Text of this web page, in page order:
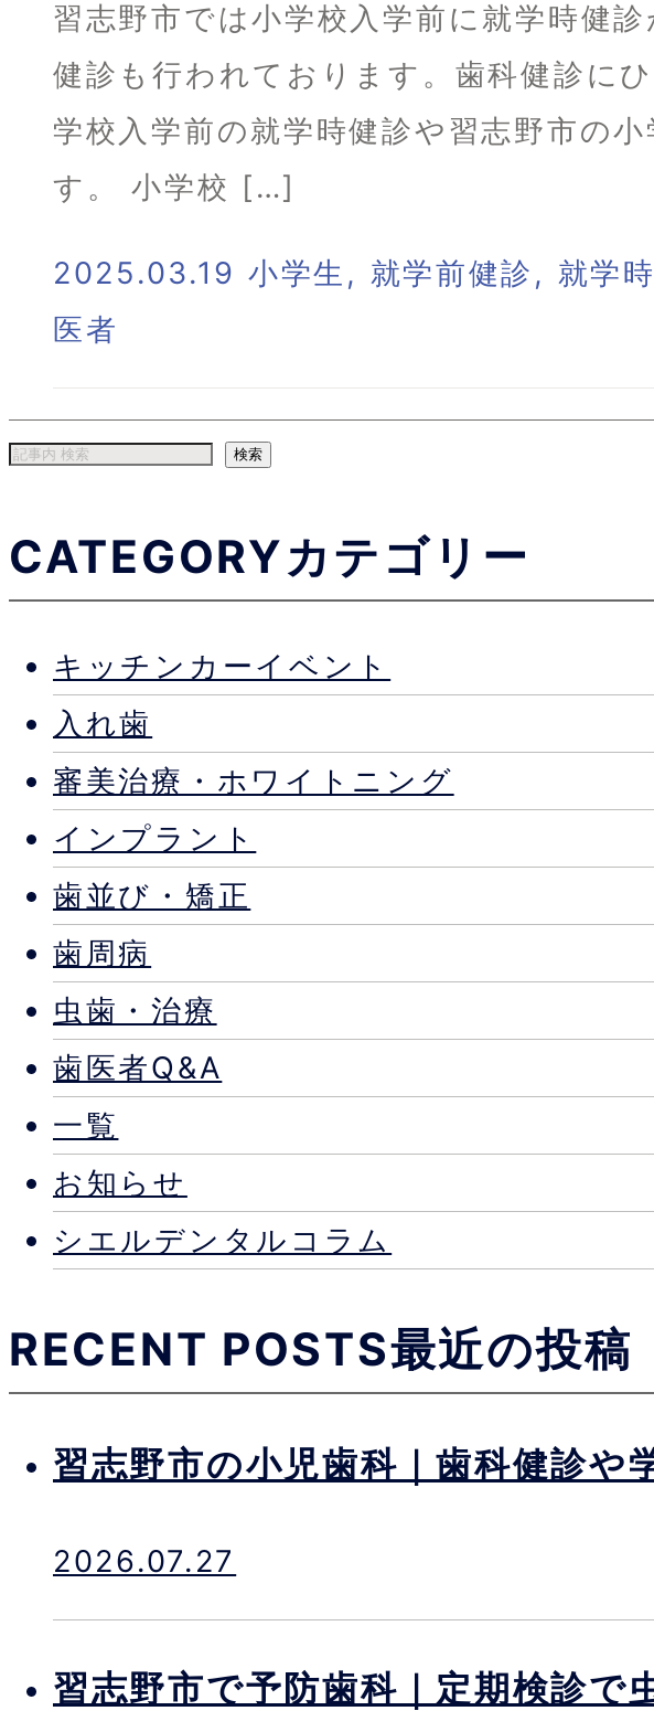
習志野市では小学校入学前に就学時健
健診も行われております。歯科健診に
学校入学前の就学時健診や習志野市の
す。 小学校 […]
2025.03.19 小学生 , 就学前健診, 就学
医者
CATEGORYカテゴリー
キッチンカーイベント
入れ歯
審美治療・ホワイトニング
インプラント
歯並び・矯正
歯周病
虫歯・治療
歯医者Q&A
一覧
お知らせ
シエルデンタルコラム
RECENT POSTS最近の投稿
習志野市の小児歯科｜歯科健診や
2026.07.27
習志野市で予防歯科｜定期検診で